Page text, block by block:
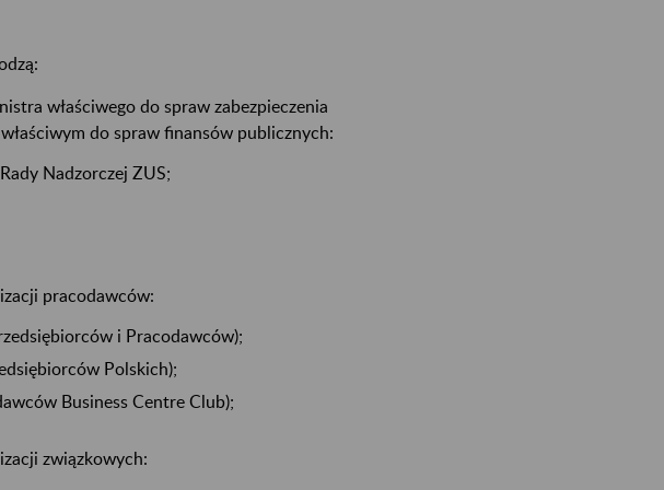
właściwego do spraw zabezpieczenia
do spraw finansów publicznych:
Nadzorczej ZUS;
pracodawców:
i Pracodawców);
Polskich);
Business Centre Club);
związkowych: